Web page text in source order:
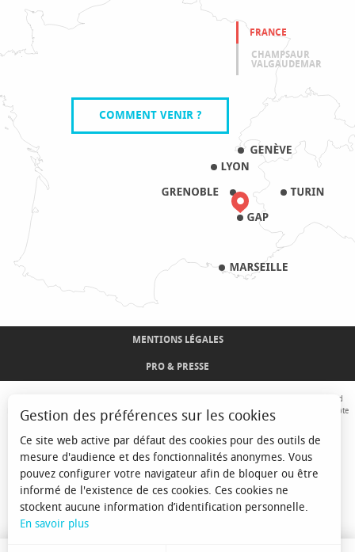
FRANCE
CHAMPSAUR
VALGAUDEMAR
COMMENT VENIR ?
MENTIONS LÉGALES
PRO & PRESSE
Avec le concours de l'Union Européenne. L'Europe s'engage sur le Massif Alpin avec le fond
Européen de Développement Régional. Co-financé par le Conseil Régional Provence-Alpes-Côte
d'Azur et l'Etat, Commissariat Général des Territoires - FNADT - CIMA
Gestion des préférences sur les cookies
Ce site web active par défaut des cookies pour des outils de
mesure d'audience et des fonctionnalités anonymes. Vous
pouvez configurer votre navigateur afin de bloquer ou être
informé de l'existence de ces cookies. Ces cookies ne
stockent aucune information d’identification personnelle.
En savoir plus